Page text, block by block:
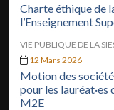
Charte éthique de
l’Enseignement
VIE PUBLIQUE DE LA
12 Mars 2026
Motion des
pour les lauréat·es
M2E